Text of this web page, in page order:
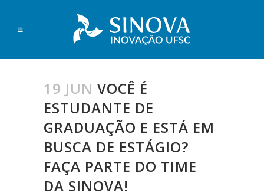
19 JUN VOCÊ É
ESTUDANTE DE
GRADUAÇÃO E ESTÁ EM
BUSCA DE ESTÁGIO?
FAÇA PARTE DO TIME
DA SINOVA!